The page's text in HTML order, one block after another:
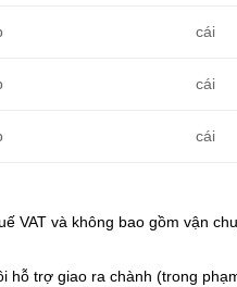
cái
cái
cái
VAT và không bao gồm vận
trợ giao ra chành (trong phạm